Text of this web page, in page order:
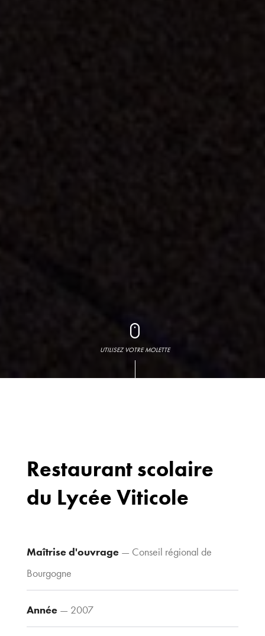
UTILISEZ VOTRE MOLETTE
Restaurant scolaire
du Lycée Viticole
Maîtrise d'ouvrage— Conseil régional de
Bourgogne
Année— 2007
Bureaux
70 avenue du
Voir le plan
Contacts